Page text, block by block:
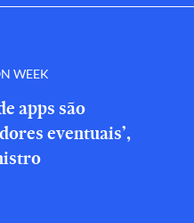
WEEK
apps são
eventuais’,